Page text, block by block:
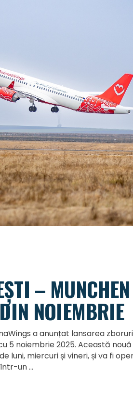
–
NOIEMBRIE
a anunțat lansarea
5 noiembrie 2025. Această
luni, miercuri și vineri, și va fi
într-un